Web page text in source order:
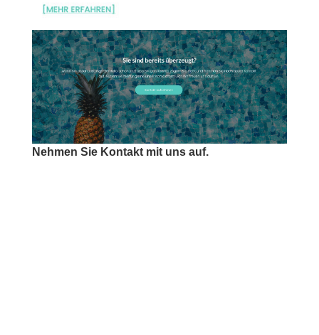
Nehmen Sie Kontakt mit uns auf.